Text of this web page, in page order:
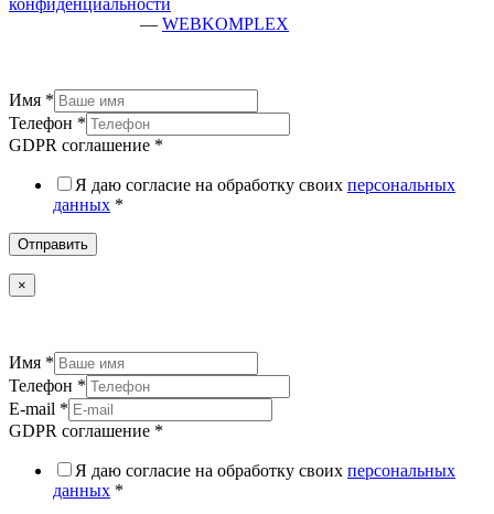
— WEBKOMPLEX
Имя *
Телефон *
GDPR соглашение *
Я даю согласие на обработку своих персональных
данных *
Отправить
×
Имя *
Телефон *
E-mail *
GDPR соглашение *
Я даю согласие на обработку своих персональных
данных *